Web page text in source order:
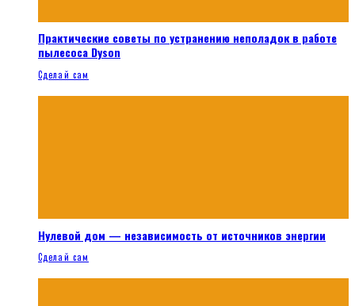
Практические советы по устранению неполадок в работе
пылесоса Dyson
Сделай сам
Нулевой дом — независимость от источников энергии
Сделай сам